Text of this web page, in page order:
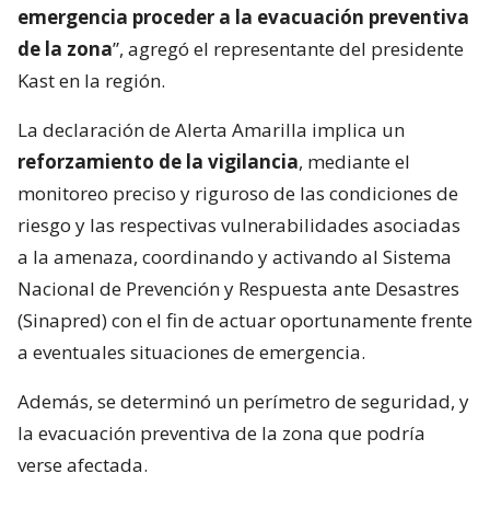
emergencia proceder a la evacuación preventiva
de la zona”, agregó el representante del presidente
Kast en la región.
La declaración de Alerta Amarilla implica un
reforzamiento de la vigilancia, mediante el
monitoreo preciso y riguroso de las condiciones de
riesgo y las respectivas vulnerabilidades asociadas
a la amenaza, coordinando y activando al Sistema
Nacional de Prevención y Respuesta ante Desastres
(Sinapred) con el fin de actuar oportunamente frente
a eventuales situaciones de emergencia.
Además, se determinó un perímetro de seguridad, y
la evacuación preventiva de la zona que podría
verse afectada.